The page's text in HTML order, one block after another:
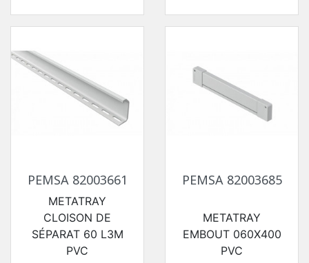
PEMSA 82003661
METATRAY
CLOISON DE
SÉPARAT 60 L3M
PVC
PEMSA 82003685
METATRAY
EMBOUT 060X400
PVC